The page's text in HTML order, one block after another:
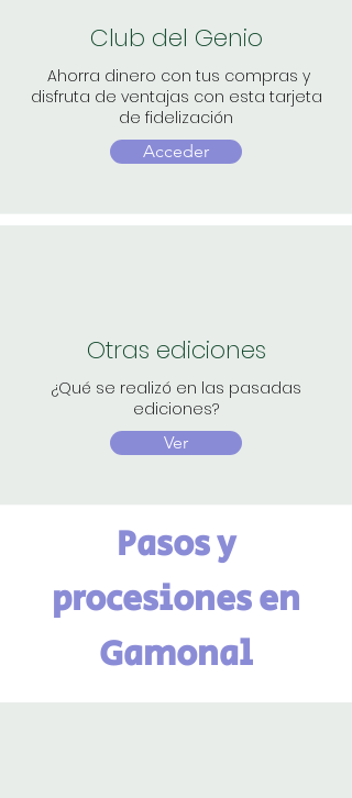
Club del Genio
Ahorra dinero con tus compras y
disfruta de ventajas con esta tarjeta
de fidelización
Acceder
Otras ediciones
¿Qué se realizó en las pasadas
ediciones?
Ver
Pasos y
procesiones en
Gamonal